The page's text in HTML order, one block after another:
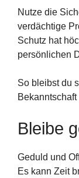
Nutze die
verdächtige
Schutz hat
persönlichen
So bleibst du
Bleibe
Geduld und
Es kann Zeit